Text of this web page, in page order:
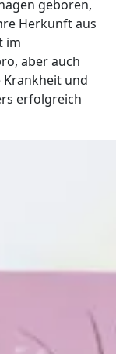
geboren,
Herkunft aus
im
aber auch
und
erfolgreich